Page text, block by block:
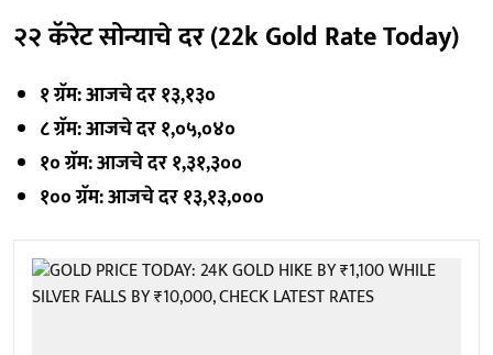
२२ कॅरेट सोन्याचे दर (22k Gold Rate Today)
१ ग्रॅम: आजचे दर १३,१३०
८ ग्रॅम: आजचे दर १,०५,०४०
१० ग्रॅम: आजचे दर १,३१,३००
१०० ग्रॅम: आजचे दर १३,१३,०००